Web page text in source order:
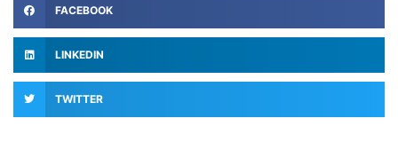
FACEBOOK
LINKEDIN
TWITTER